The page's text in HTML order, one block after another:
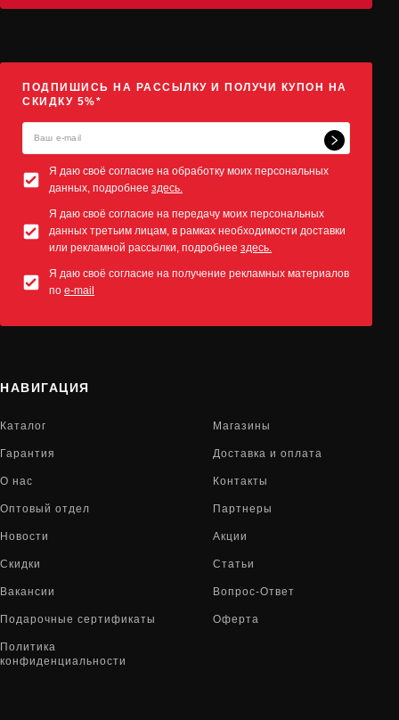
ПОДПИШИСЬ НА РАССЫЛКУ И ПОЛУЧИ КУПОН НА
СКИДКУ 5%*
Я даю своё согласие на обработку моих персональных
данных, подробнее здесь.
Я даю своё согласие на передачу моих персональных
данных третьим лицам, в рамках необходимости доставки
или рекламной рассылки, подробнее здесь.
Я даю своё согласие на получение рекламных материалов
по e-mail
НАВИГАЦИЯ
Каталог Магазины
Гарантия Доставка и оплата
О нас Контакты
Оптовый отдел Партнеры
Новости Акции
Скидки Статьи
Вакансии Вопрос-Ответ
Подарочные сертификаты Оферта
Политика
конфиденциальности